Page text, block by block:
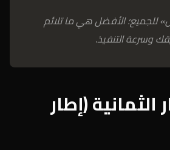
للجميع؛ الأفضل هي ما تلائم
وسرعة التنفيذ.
الثمانية (إطار